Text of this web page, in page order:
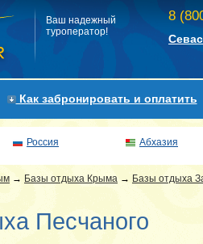
Ваш надежный
туроператор!
8
Как забронировать и оплатить
Россия Абхазия
→ Базы отдыха Крыма → Базы отдыха
Песчаного